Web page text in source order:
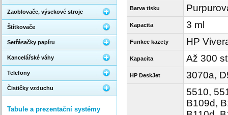
Barva tisku
Kapacita 3 ml
Funkce kazety HP
Kapacita Až 300
HP DeskJet 3070a,
5510,
B109d,
Zaoblovače, výsekové stroje
Štítkovače
Setřásačky papíru
Kancelářské váhy
Telefony
Čističky vzduchu
Tabule a prezentační systémy